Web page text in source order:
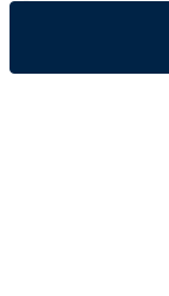
名古屋公
ー???